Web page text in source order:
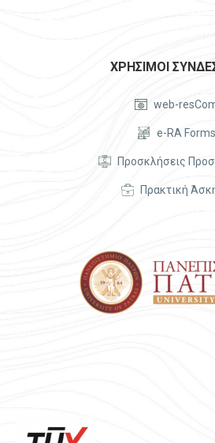
ΧΡΗΣΙΜΟΙ

 web-

 e-RA Forms

 Προσκλήσεις

 Πρακτική